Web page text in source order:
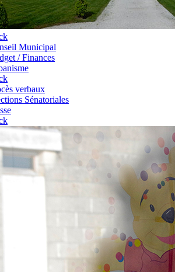
Municipal
/ Finances
verbaux
Sénatoriales